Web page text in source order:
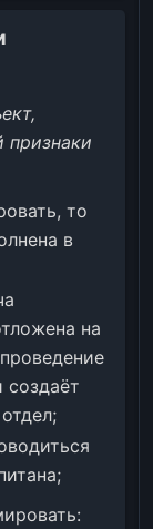
то
в
на
создаёт